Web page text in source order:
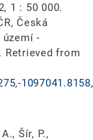
1 : 50 000.
Česká
-
Retrieved from
Šír, P.,